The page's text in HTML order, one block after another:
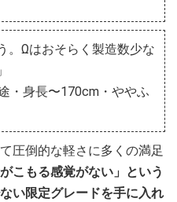
。Ωはおそらく製造数少な
・身長〜170cm・ややふ
圧倒的な軽さに多くの満足
がこもる感覚がない」という
い限定グレードを手に入れ